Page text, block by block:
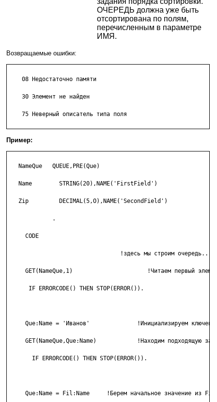
ОЧЕРЕДЬ должна уже быть
отсортирована по полям,
перечисленным в параметре
ИМЯ.
Возвращаемые ошибки:
    08 Недостаточно памяти
    30 Элемент не найден
    75 Неверный описатель типа поля
Пример:
   NameQue   QUEUE,PRE(Que)
   Name        STRING(20),NAME('FirstField')
   Zip         DECIMAL(5,O),NAME('SecondField')
             .
     CODE
                                 !здесь мы строим очередь...
GET(NameQue,1)                      !Читаем первый
      IF ERRORCODE() THEN STOP(ERROR()).
Que:Name = 'Иванов'              !Инициализируем
GET(NameQue,Que:Name)            !Находим подходящую
       IF ERRORCODE() THEN STOP(ERROR()).
Que:Name = Fil:Name     !Берем начальное значение из